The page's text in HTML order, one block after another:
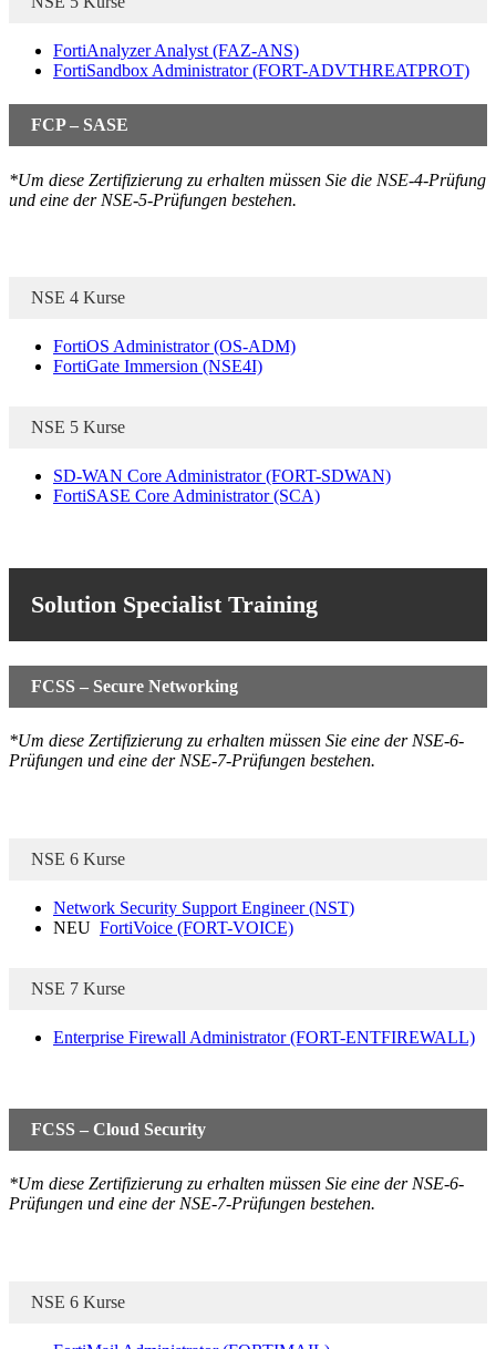
FortiAnalyzer Analyst (FAZ-ANS)
FortiSandbox Administrator(FORT-ADVTHREATPROT)
FCP – SASE
*Um diese Zertifizierung zu erhalten müssen Sie die NSE-4-Prüfung
und eine der NSE-5-Prüfungen bestehen.
NSE 4 Kurse
FortiOS Administrator(OS-ADM)
FortiGate Immersion (NSE4I)
NSE 5 Kurse
SD-WAN Core Administrator(FORT-SDWAN)
FortiSASE Core Administrator(SCA)
Solution Specialist Training
FCSS – Secure Networking
*Um diese Zertifizierung zu erhalten müssen Sie eine der NSE-6-
Prüfungen und eine der NSE-7-Prüfungen bestehen.
NSE 6 Kurse
Network Security Support Engineer(NST)
NEU FortiVoice (FORT-VOICE)
NSE 7 Kurse
Enterprise Firewall Administrator(FORT-ENTFIREWALL)
FCSS – Cloud Security
*Um diese Zertifizierung zu erhalten müssen Sie eine der NSE-6-
Prüfungen und eine der NSE-7-Prüfungen bestehen.
NSE 6 Kurse